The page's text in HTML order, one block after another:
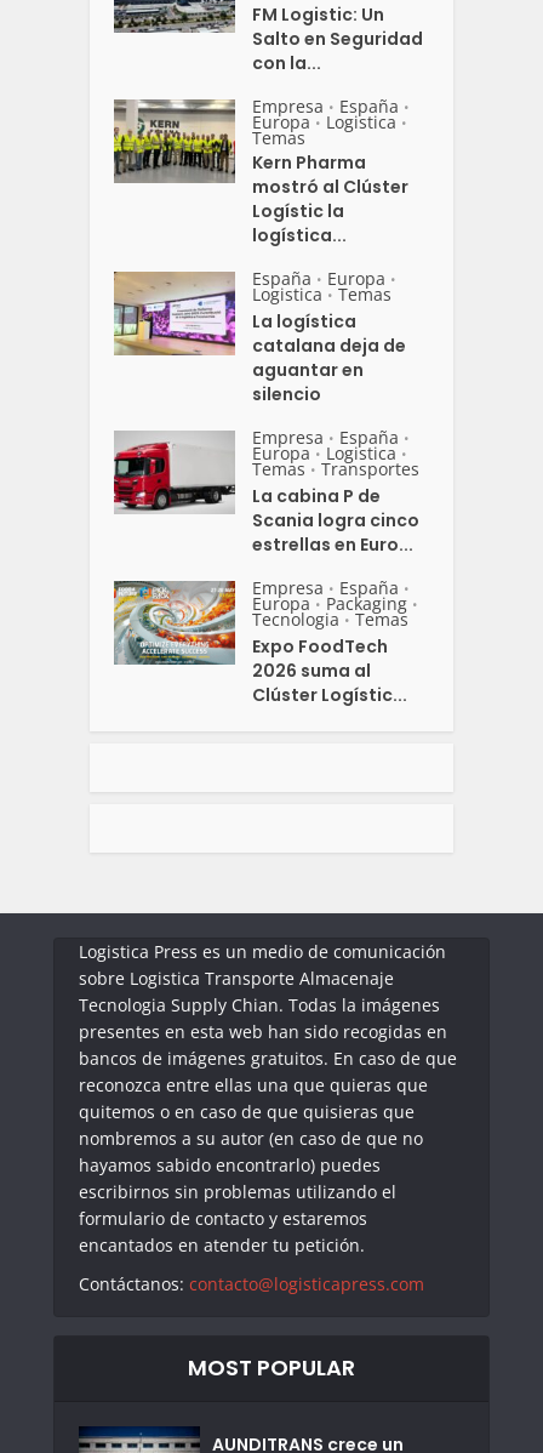
FM Logistic: Un
Salto en Seguridad
con la...
Empresa • España •
Europa • Logistica •
Temas
Kern Pharma
mostró al Clúster
Logístic la
logística...
España • Europa •
Logistica • Temas
La logística
catalana deja de
aguantar en
silencio
Empresa • España •
Europa • Logistica •
Temas • Transportes
La cabina P de
Scania logra cinco
estrellas en Euro...
Empresa • España •
Europa • Packaging •
Tecnologia • Temas
Expo FoodTech
2026 suma al
Clúster Logístic...
Logistica Press es un medio de comunicación
sobre Logistica Transporte Almacenaje
Tecnologia Supply Chian. Todas la imágenes
presentes en esta web han sido recogidas en
bancos de imágenes gratuitos. En caso de que
reconozca entre ellas una que quieras que
quitemos o en caso de que quisieras que
nombremos a su autor (en caso de que no
hayamos sabido encontrarlo) puedes
escribirnos sin problemas utilizando el
formulario de contacto y estaremos
encantados en atender tu petición.
Contáctanos: contacto@logisticapress.com
MOST POPULAR
AUNDITRANS crece un